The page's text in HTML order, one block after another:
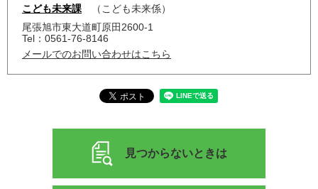
こども未来課
こども未来係
尾張旭市東大道町原田2600-1
Tel：0561-76-8146
メールでのお問い合わせはこちら
見つからないときは